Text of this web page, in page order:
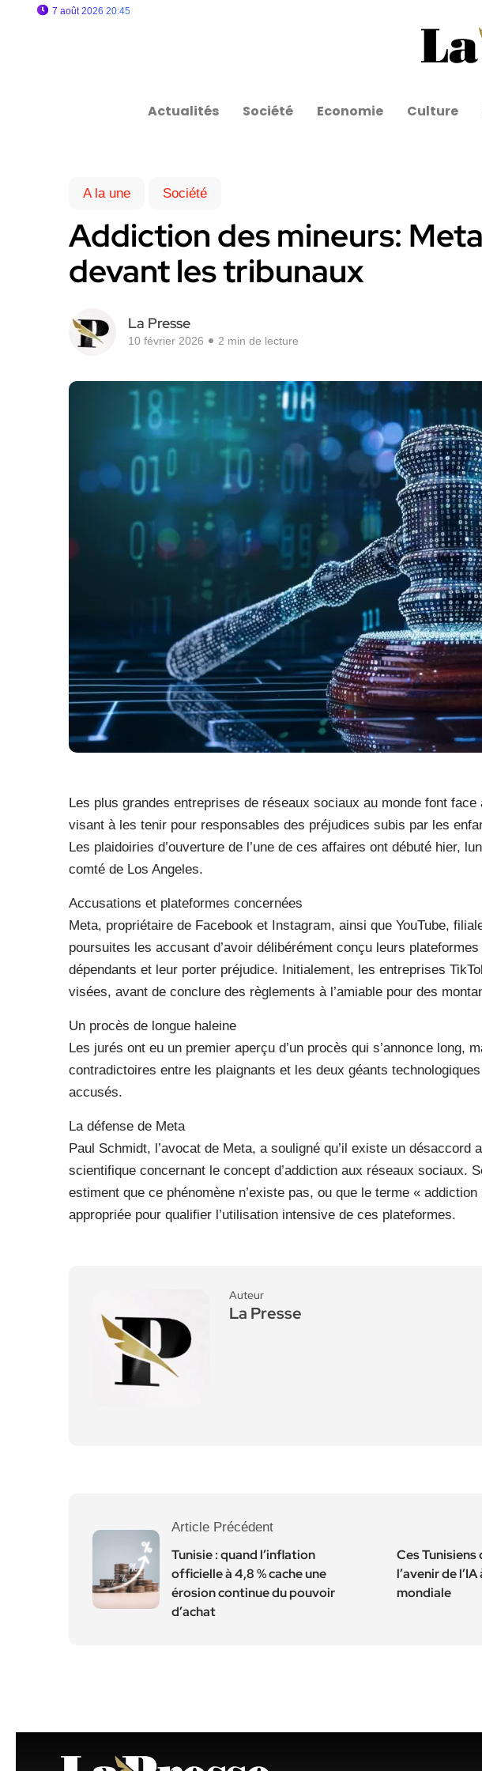
7 août 2026 20:45
Actualités Société Economie Culture
A la une Société
Addiction des mineurs:
devant les tribunaux
La Presse
10 février 2026 2 min de lecture
Les plus grandes entreprises de réseaux sociaux au monde font
visant à les tenir pour responsables des préjudices subis par les
Les plaidoiries d’ouverture de l’une de ces affaires ont débuté hier,
comté de Los Angeles.
Accusations et plateformes concernées
Meta, propriétaire de Facebook et Instagram, ainsi que YouTube,
poursuites les accusant d’avoir délibérément conçu leurs
dépendants et leur porter préjudice. Initialement, les entreprises
visées, avant de conclure des règlements à l’amiable pour des
Un procès de longue haleine
Les jurés ont eu un premier aperçu d’un procès qui s’annonce long,
contradictoires entre les plaignants et les deux géants
accusés.
La défense de Meta
Paul Schmidt, l’avocat de Meta, a souligné qu’il existe un désaccord
scientifique concernant le concept d’addiction aux réseaux sociaux.
estiment que ce phénomène n’existe pas, ou que le terme «
appropriée pour qualifier l’utilisation intensive de ces plateformes.
Auteur
La Presse
Article Précédent
Tunisie : quand l’inflation
officielle à 4,8 % cache une
érosion continue du pouvoir
d’achat
Ces
l’avenir de l’IA
mondiale